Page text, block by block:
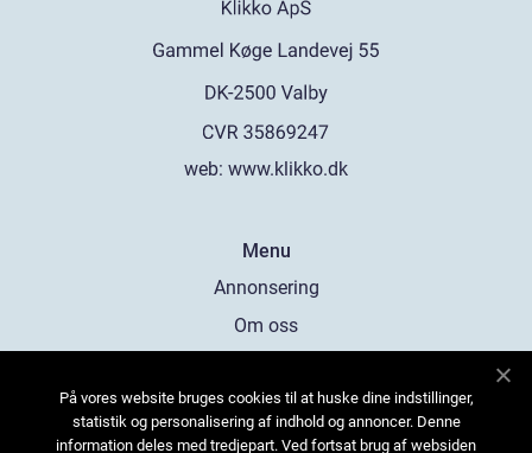
web: www.klikko.dk
Menu
Annonsering
Om oss
Kontakta oss
Sitemap
På vores website bruges cookies til at huske dine indstillinger,
statistik og personalisering af indhold og annoncer. Denne
information deles med tredjepart. Ved fortsat brug af websiden